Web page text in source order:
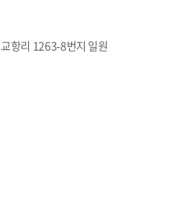
항리 1263-8번지 일원